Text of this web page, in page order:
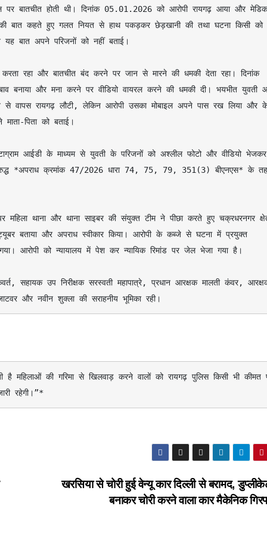
पर बातचीत होती थी। दिनांक 05.01.2026 को आरोपी रायगढ़ आया और
बात कहते हुए गलत नियत से हाथ पकड़कर छेड़खानी की तथा घटना किसी को
बात अपने परिजनों को नहीं बताई।
और मना करने पर वीडियो वायरल करने की धमकी दी। भयभीत युवती
वापस रायगढ़ लौटी, लेकिन आरोपी उसका मोबाइल अपने पास रख लिया और
पिता को बताई।
*अपराध क्रमांक 47/2026 धारा 74, 75, 79, 351(3) बीएनएस* के
बताया और अपराध स्वीकार किया। आरोपी के कब्जे से घटना में प्रयुक्त
आरोपी को न्यायालय में पेश कर न्यायिक रिमांड पर जेल भेजा गया है।
और नवीन शुक्ला की सराहनीय भूमिका रही।
रहेगी।”*
खरसिया से चोरी हुई वेन्यू कार दिल्ली से बरामद,
बनाकर चोरी करने वाला कार मैकेनिक